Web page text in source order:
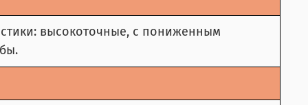
высокоточные, с пониженным